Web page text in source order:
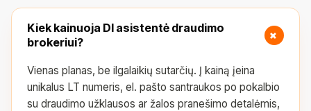
Kiek kainuoja DI asistentė draudimo
brokeriui?
+
Vienas planas, be ilgalaikių sutarčių. Į kainą įeina
unikalus LT numeris, el. pašto santraukos po pokalbio
su draudimo užklausos ar žalos pranešimo detalėmis,